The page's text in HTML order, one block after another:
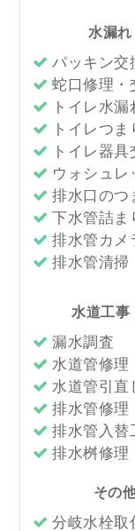
水漏
パッキン交
蛇口修理・
トイレ水漏
トイレつま
トイレ器具
ウォシュレ
排水口のつ
下水管詰ま
排水管カメ
排水管清掃
水道工事
漏水調査
水道管修理
水道管引直
排水管修理
排水管入替
排水桝修理
その
分岐水栓取